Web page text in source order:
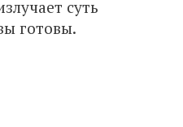
суть
готовы.